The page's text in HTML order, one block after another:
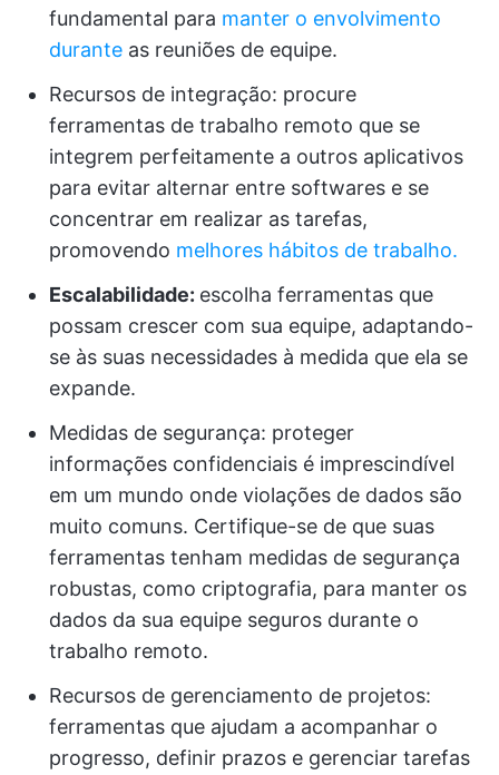
fundamental para manter o envolvimento
durante as reuniões de equipe.
Recursos de integração: procure
ferramentas de trabalho remoto que se
integrem perfeitamente a outros aplicativos
para evitar alternar entre softwares e se
concentrar em realizar as tarefas,
promovendo melhores hábitos de trabalho.
Escalabilidade: escolha ferramentas que
possam crescer com sua equipe, adaptando-
se às suas necessidades à medida que ela se
expande.
Medidas de segurança: proteger
informações confidenciais é imprescindível
em um mundo onde violações de dados são
muito comuns. Certifique-se de que suas
ferramentas tenham medidas de segurança
robustas, como criptografia, para manter os
dados da sua equipe seguros durante o
trabalho remoto.
Recursos de gerenciamento de projetos:
ferramentas que ajudam a acompanhar o
progresso, definir prazos e gerenciar tarefas